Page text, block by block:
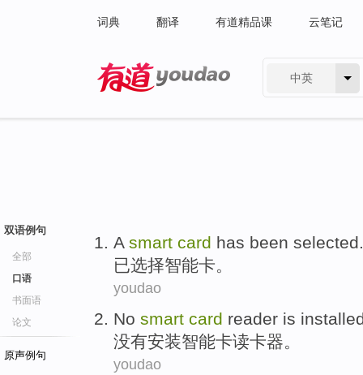
词典 翻译 有道精品课 云笔记
中英
双语例句
全部
口语
书面语
论文
原声例句
A smart card has been selected.
已选择智能卡。
youdao
No smart card reader is
没有安装智能卡读卡器。
youdao